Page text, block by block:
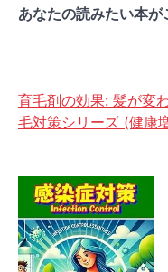
あなたの読みたい本が
育毛剤の効果: 髪が変
毛対策シリーズ (健康